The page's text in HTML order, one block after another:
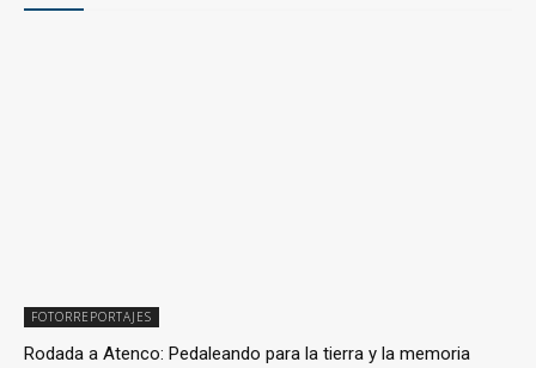
FOTORREPORTAJES
Rodada a Atenco: Pedaleando para la tierra y la memoria